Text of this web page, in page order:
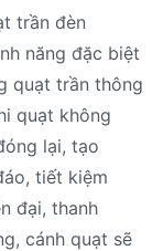
trần đèn
năng đặc biệt
quạt trần thông
quạt không
lại, tạo
tiết kiệm
đại, thanh
cánh quạt sẽ